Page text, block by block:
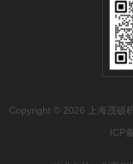
Copyright © 2026 上海茂硕
ICP